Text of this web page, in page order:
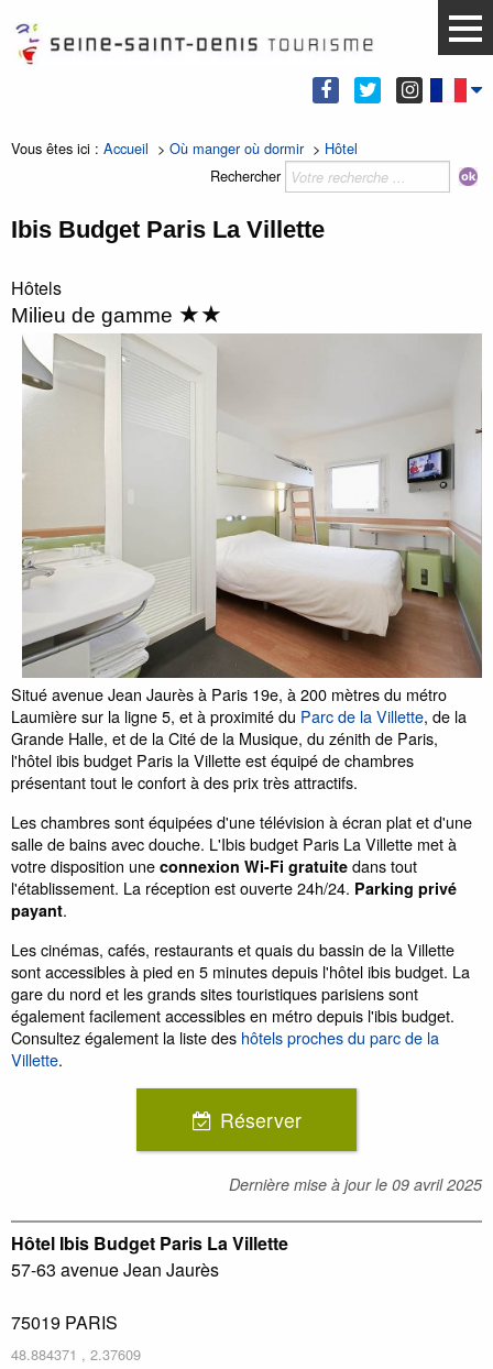
Vous êtes ici : Accueil > Où manger où dormir> Hôtel
Rechercher
Ibis Budget Paris La Villette
Hôtels
Milieu de gamme ★★
Situé avenue Jean Jaurès à Paris 19e, à 200 mètres du métro
Laumière sur la ligne 5, et à proximité du Parc de la Villette, de la
Grande Halle, et de la Cité de la Musique, du zénith de Paris,
l'hôtel ibis budget Paris la Villette est équipé de chambres
présentant tout le confort à des prix très attractifs.
Les chambres sont équipées d'une télévision à écran plat et d'une
salle de bains avec douche. L'Ibis budget Paris La Villette met à
votre disposition une connexion Wi-Fi gratuite dans tout
l'établissement. La réception est ouverte 24h/24. Parking privé
payant.
Les cinémas, cafés, restaurants et quais du bassin de la Villette
sont accessibles à pied en 5 minutes depuis l'hôtel ibis budget. La
gare du nord et les grands sites touristiques parisiens sont
également facilement accessibles en métro depuis l'ibis budget.
Consultez également la liste des hôtels proches du parc de la
Villette.
Réserver
Dernière mise à jour le 09 avril 2025
Hôtel Ibis Budget Paris La Villette
57-63 avenue Jean Jaurès
75019 PARIS
48.884371 , 2.37609